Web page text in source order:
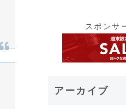
スポンサ
アーカイブ